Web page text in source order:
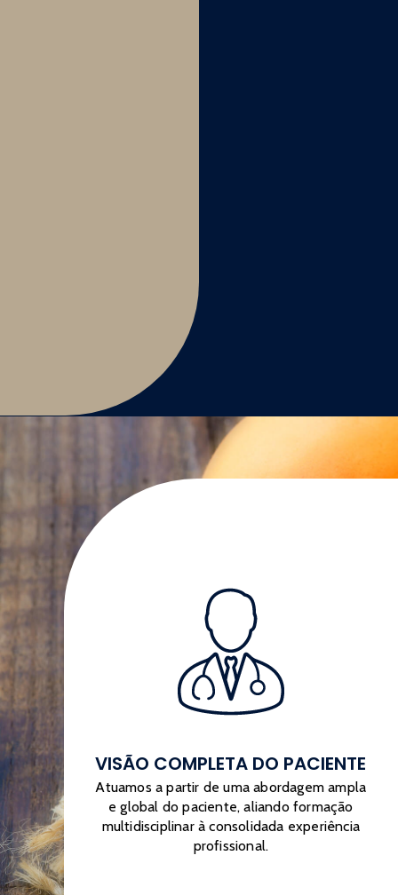
VISÃO COMPLETA DO PACIENTE
Atuamos a partir de uma abordagem ampla
e global do paciente, aliando formação
multidisciplinar à consolidada experiência
profissional.